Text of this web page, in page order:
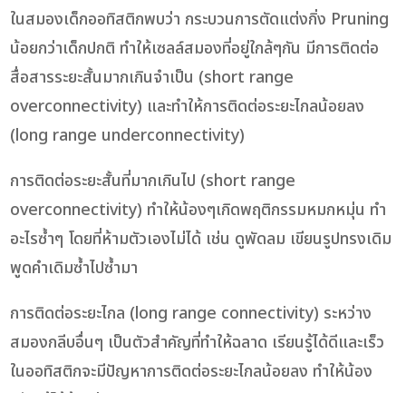
ในสมองเด็กออทิสติกพบว่า กระบวนการตัดแต่งกิ่ง Pruning
น้อยกว่าเด็กปกติ ทำให้เซลล์สมองที่อยู่ใกล้ๆกัน มีการติดต่อ
สื่อสารระยะสั้นมากเกินจำเป็น (short range
overconnectivity) และทำให้การติดต่อระยะไกลน้อยลง
(long range underconnectivity)
การติดต่อระยะสั้นที่มากเกินไป (short range
overconnectivity) ทำให้น้องๆเกิดพฤติกรรมหมกหมุ่น ทำ
อะไรซ้ำๆ โดยที่ห้ามตัวเองไม่ได้ เช่น ดูพัดลม เขียนรูปทรงเดิม
พูดคำเดิมซ้ำไปซ้ำมา
การติดต่อระยะไกล (long range connectivity) ระหว่าง
สมองกลีบอื่นๆ เป็นตัวสำคัญที่ทำให้ฉลาด เรียนรู้ได้ดีและเร็ว
ในออทิสติกจะมีปัญหาการติดต่อระยะไกลน้อยลง ทำให้น้อง